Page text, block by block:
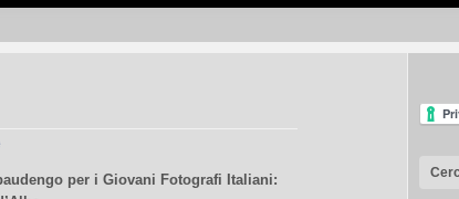
per i Giovani Fotografi Italiani: